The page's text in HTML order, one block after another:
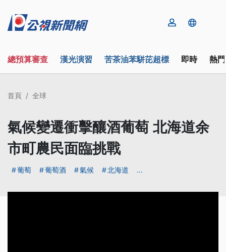
總預算審查 漢光演習 苦茶油苯駢芘超標 即時 熱
首頁 全球
氣候變遷衝擊釀酒葡萄 北海道余
市町農民面臨挑戰
葡萄 葡萄酒 氣候 北海道 ...